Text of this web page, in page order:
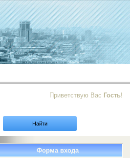
Приветствую Вас Гость!
Форма входа